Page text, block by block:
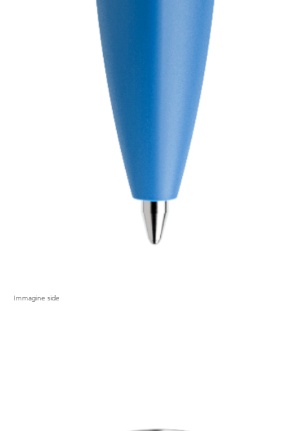
Immagine side